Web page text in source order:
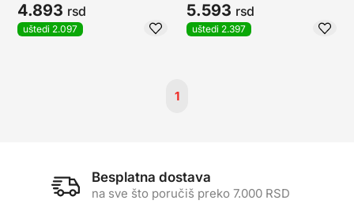
4.893 rsd
uštedi 2.097
5.593 rsd
uštedi 2.397
1
Besplatna dostava
na sve što poručiš preko 7.000 RSD